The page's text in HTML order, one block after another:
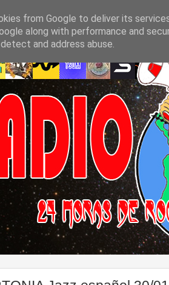
from Google to deliver its
along with performance and
and address abuse.